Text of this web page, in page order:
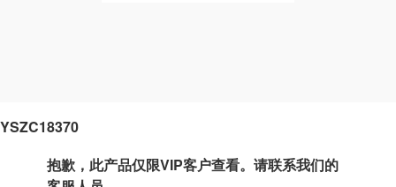
YSZC18370
抱歉，此产品仅限VIP客户查看。请联系我们的